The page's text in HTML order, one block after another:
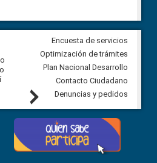
Veeduría para vigilar los
derivados de la Audiencia
comunidad Urbina, parroquia
Carolina
5 agosto, 2026
Next
Encuesta de servicios
Optimización de trámites
Plan Nacional Desarrollo
Contacto Ciudadano
Denuncias y pedidos